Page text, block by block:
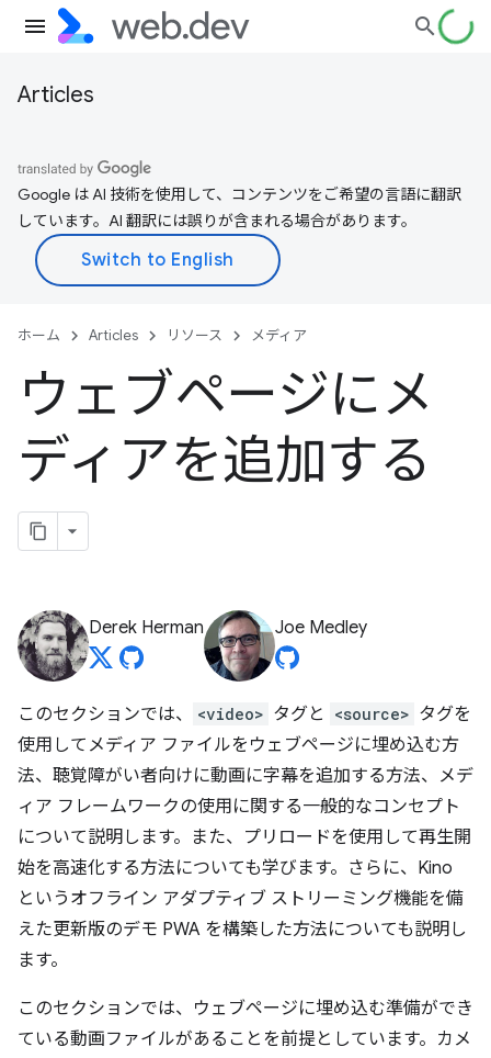
Articles
Google は AI 技術を使用して、コンテンツをご希望の言語に翻訳
しています。AI 翻訳には誤りが含まれる場合があります。
ホーム Articles リソース メディア
ウェブページにメ
ディアを追加する
Derek Herman Joe Medley
このセクションでは、 <video> タグと <source> タグを
使用してメディア ファイルをウェブページに埋め込む方
法、聴覚障がい者向けに動画に字幕を追加する方法、メデ
ィア フレームワークの使用に関する一般的なコンセプト
について説明します。また、プリロードを使用して再生開
始を高速化する方法についても学びます。さらに、Kino
というオフライン アダプティブ ストリーミング機能を備
えた更新版のデモ PWA を構築した方法についても説明し
ます。
このセクションでは、ウェブページに埋め込む準備ができ
ている動画ファイルがあることを前提としています。カメ